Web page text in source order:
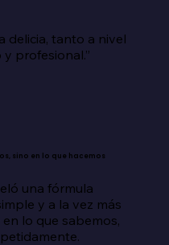
delicia, tanto a nivel
profesional.”
sino en lo que hacemos
una fórmula
y a la vez más
lo que sabemos,